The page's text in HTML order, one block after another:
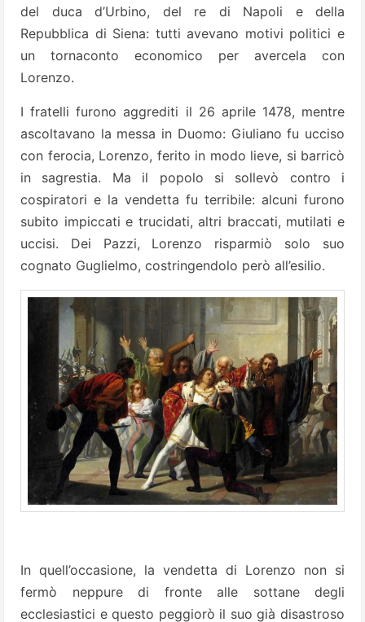
del duca d’Urbino, del re di Napoli e della
Repubblica di Siena: tutti avevano motivi politici e
un tornaconto economico per avercela con
Lorenzo.
I fratelli furono aggrediti il 26 aprile 1478, mentre
ascoltavano la messa in Duomo: Giuliano fu ucciso
con ferocia, Lorenzo, ferito in modo lieve, si barricò
in sagrestia. Ma il popolo si sollevò contro i
cospiratori e la vendetta fu terribile: alcuni furono
subito impiccati e trucidati, altri braccati, mutilati e
uccisi. Dei Pazzi, Lorenzo risparmiò solo suo
cognato Guglielmo, costringendolo però all’esilio.
In quell’occasione, la vendetta di Lorenzo non si
fermò neppure di fronte alle sottane degli
ecclesiastici e questo peggiorò il suo già disastroso